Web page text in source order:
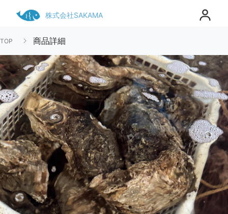
株式会社SAKAMA
TOP 商品詳細